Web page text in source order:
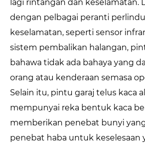
lagi rintangan dan keselamatan.
dengan pelbagai peranti
keselamatan, seperti sensor
sistem pembalikan halangan,
bahawa tidak ada bahaya yang
orang atau kenderaan semasa
Selain itu, pintu garaj telus kaca
mempunyai reka bentuk kaca
memberikan penebat bunyi
penebat haba untuk keselesaan